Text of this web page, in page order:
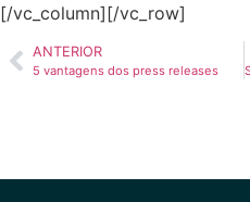
[/vc_column][/vc_row]
ANTERIOR
5 vantagens dos press releases